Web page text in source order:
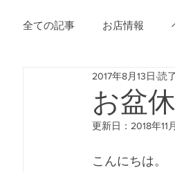
全ての記事 お店情報
講習／セミナー 美容
お盆
2017年8月13日 読
更新日： 2018年11
こんにちは。